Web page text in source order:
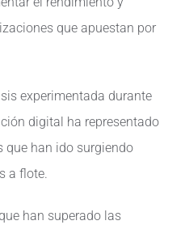
que apuestan por
experimentada durante
digital ha representado
que han ido surgiendo
a flote.
han superado las